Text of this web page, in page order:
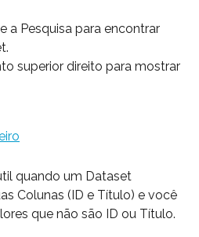
a Pesquisa para encontrar
superior direito para mostrar
quando um Dataset
Colunas (ID e Título) e você
que não são ID ou Título.